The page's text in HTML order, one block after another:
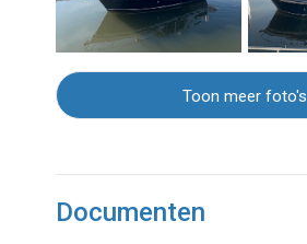
Toon meer foto's
Documenten